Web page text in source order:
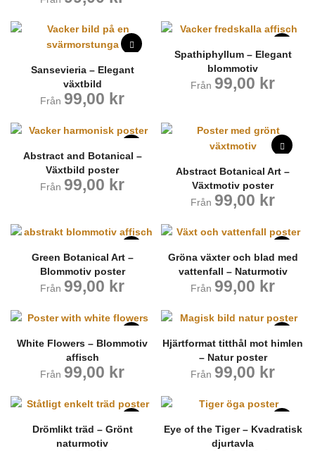
Sansevieria – Elegant
växtbild
Från 99,00 kr
Spathiphyllum – Elegant
blommotiv
Från 99,00 kr
Abstract and Botanical –
Växtbild poster
Från 99,00 kr
Abstract Botanical Art –
Växtmotiv poster
Från 99,00 kr
Green Botanical Art –
Blommotiv poster
Från 99,00 kr
Gröna växter och blad med
vattenfall – Naturmotiv
Från 99,00 kr
White Flowers – Blommotiv
affisch
Från 99,00 kr
Hjärtformat titthål mot himlen
– Natur poster
Från 99,00 kr
Drömlikt träd – Grönt
naturmotiv
Eye of the Tiger – Kvadratisk
djurtavla